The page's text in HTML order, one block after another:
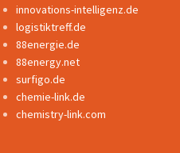
innovations-intelligenz.de
logistiktreff.de
88energie.de
88energy.net
surfigo.de
chemie-link.de
chemistry-link.com